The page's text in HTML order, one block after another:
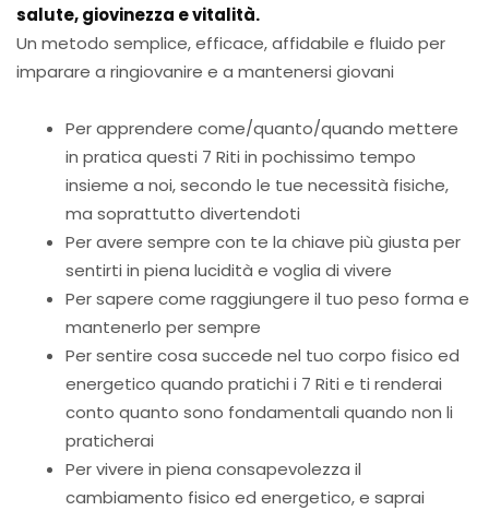
salute, giovinezza e vitalità.
Un metodo semplice, efficace, affidabile e fluido per
imparare a ringiovanire e a mantenersi giovani
Per apprendere come/quanto/quando mettere
in pratica questi 7 Riti in pochissimo tempo
insieme a noi, secondo le tue necessità fisiche,
ma soprattutto divertendoti
Per avere sempre con te la chiave più giusta per
sentirti in piena lucidità e voglia di vivere
Per sapere come raggiungere il tuo peso forma e
mantenerlo per sempre
Per sentire cosa succede nel tuo corpo fisico ed
energetico quando pratichi i 7 Riti e ti renderai
conto quanto sono fondamentali quando non li
praticherai
Per vivere in piena consapevolezza il
cambiamento fisico ed energetico, e saprai